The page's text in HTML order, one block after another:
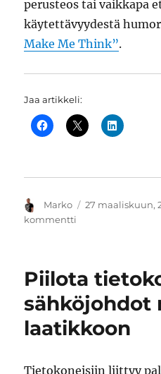
perusteos tai vaikkapa
käytettävyydestä
Make Me Think”.
Jaa artikkeli:
Kirjoittaja
Marko Julkaistu
27 maaliskuun,
kommentti
käytettävyydestä
Piilota
sähköjohdot
laatikkoon
Tietokoneisiin liittyy